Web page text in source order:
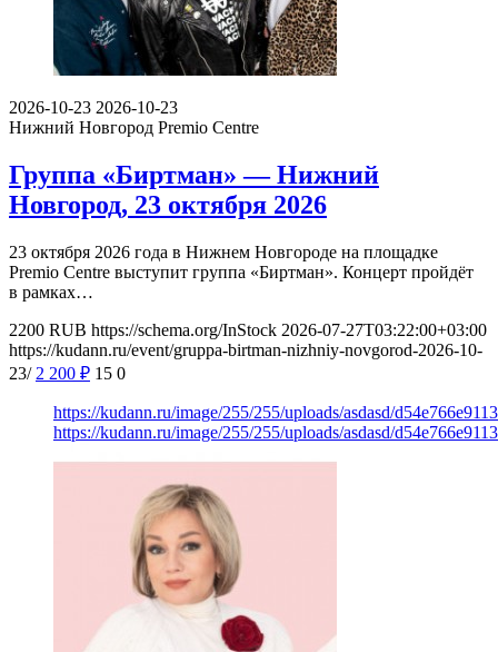
2026-10-23 2026-10-23
Нижний Новгород Premio Centre
Группа «Биртман» — Нижний
Новгород, 23 октября 2026
23 октября 2026 года в Нижнем Новгороде на площадке
Premio Centre выступит группа «Биртман». Концерт пройдёт
в рамках…
2200 RUB https://schema.org/InStock 2026-07-27T03:22:00+03:00
https://kudann.ru/event/gruppa-birtman-nizhniy-novgorod-2026-10-
23/ 2 200 ₽ 15 0
https://kudann.ru/image/255/255/uploads/asdasd/
https://kudann.ru/image/255/255/uploads/asdasd/